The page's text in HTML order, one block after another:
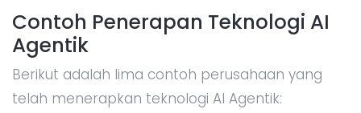
Contoh Penerapan Teknologi AI
Agentik
Berikut adalah lima contoh perusahaan yang
telah menerapkan teknologi AI Agentik: